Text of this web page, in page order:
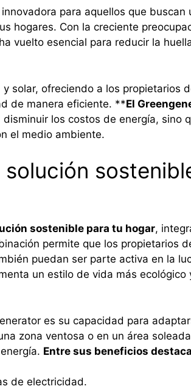
para aquellos que buscan
hogares. Con la creciente
vuelto esencial para reducir la
solar, ofreciendo a los propietarios
de manera eficiente. **El
los costos de energía, sino
el medio ambiente.
solución
sostenible para tu hogar,
permite que los propietarios
puedan ser parte activa en la
un estilo de vida más ecológico
es su capacidad para
zona ventosa o en un área
Entre sus beneficios
de electricidad.